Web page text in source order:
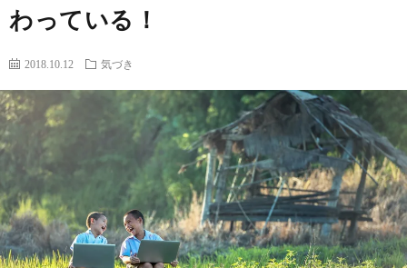
ル
わ
せ
わっている！
2018.10.12 気づき